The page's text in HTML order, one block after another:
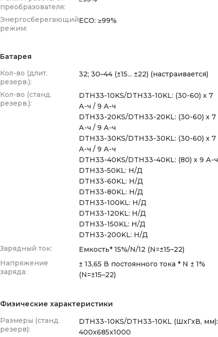
преобразователя:
Энергосберегающий
режим:
ECO: ≥99%
Батарея
Кол-во (длит.
резерв.):
32; 30–44 (±15... ±22) (настраивается)
Кол-во (станд.
резерв.):
DTH33-10KS/DTH33-10KL: (30-60) x 7
А-ч / 9 А-ч
DTH33-20KS/DTH33-20KL: (30-60) x 7
А-ч / 9 А-ч
DTH33-30KS/DTH33-30KL: (30-60) x 7
А-ч / 9 А-ч
DTH33-40KS/DTH33-40KL: (80) x 9 А-ч
DTH33-50KL: Н/Д
DTH33-60KL: Н/Д
DTH33-80KL: Н/Д
DTH33-100KL: Н/Д
DTH33-120KL: Н/Д
DTH33-150KL: Н/Д
DTH33-200KL: Н/Д
Зарядный ток:
Емкость* 15%/N/12 (N=±15–22)
Напряжение
заряда:
± 13,65 В постоянного тока * N ± 1%
(N=±15–22)
Физические характеристики
Размеры (станд.
резерв):
DTH33-10KS/DTH33-10KL (ШxГxВ, мм):
400x685x1000